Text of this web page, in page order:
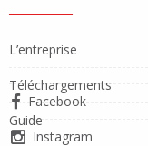
L’entreprise
Téléchargements
Guide
Facebook
Instagram